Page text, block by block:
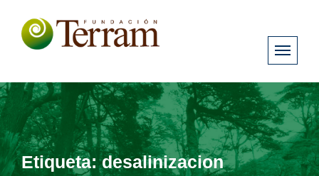
Etiqueta:desalinizacion